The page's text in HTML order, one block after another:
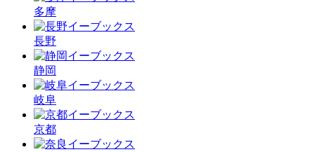
多摩
長野
静岡
岐阜
京都